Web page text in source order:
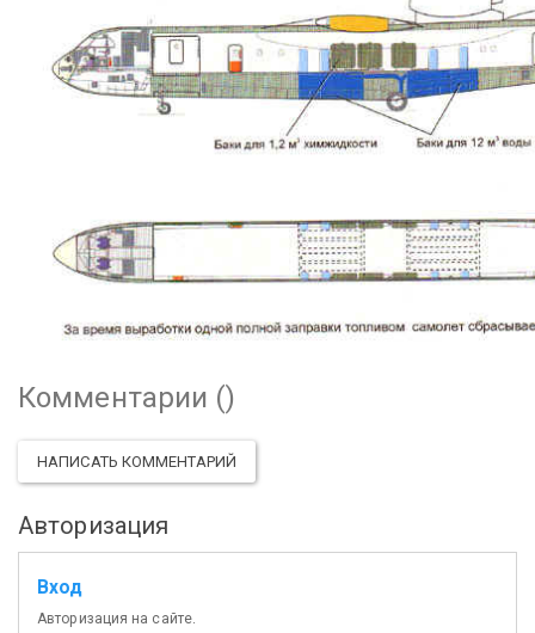
Комментарии ()
НАПИСАТЬ КОММЕНТАРИЙ
Авторизация
Вход
Авторизация на сайте.